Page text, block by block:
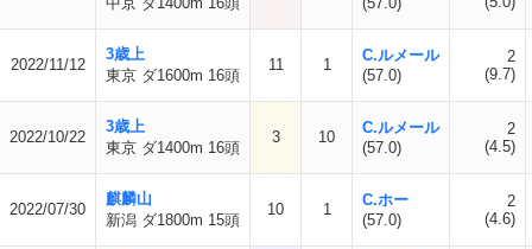
2022/11/12
3歳上
東京 ダ1600m 16頭
11 1
C.ルメール
(57.0)
2
(9.7)
2022/10/22
3歳上
東京 ダ1400m 16頭
3 10
C.ルメール
(57.0)
2
(4.5)
2022/07/30
麒麟山
新潟 ダ1800m 15頭
10 1
C.ホー
(57.0)
2
(4.6)